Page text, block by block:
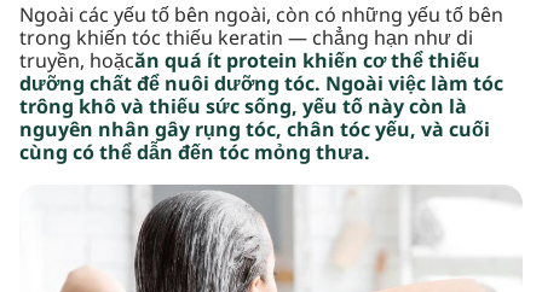
Ngoài các yếu tố bên ngoài, còn có những yếu tố bên
trong khiến tóc thiếu keratin — chẳng hạn như di
truyền, hoặcăn quá ít protein khiến cơ thể thiếu
dưỡng chất để nuôi dưỡng tóc. Ngoài việc làm tóc
trông khô và thiếu sức sống, yếu tố này còn là
nguyên nhân gây rụng tóc, chân tóc yếu, và cuối
cùng có thể dẫn đến tóc mỏng thưa.